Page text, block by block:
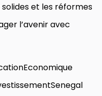
et les réformes
l’avenir avec